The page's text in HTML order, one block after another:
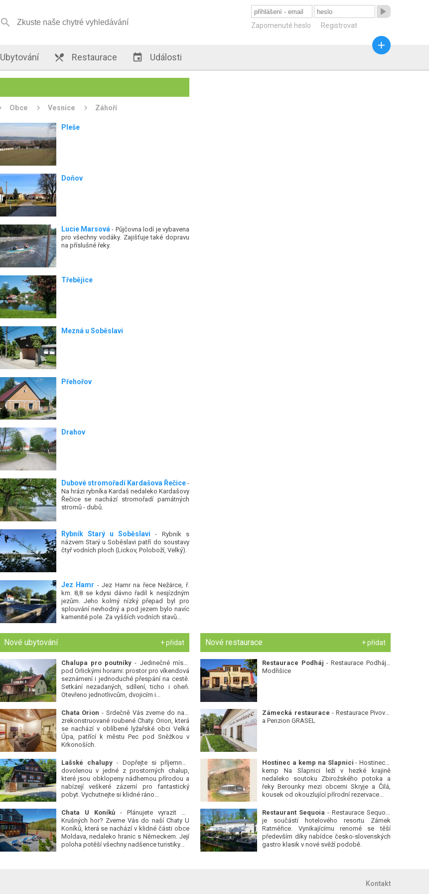


Zapomenuté heslo Registrovat
Ubytování  Restaurace  Události

Obce Vesnice Záhoří
Pleše
Doňov
Lucie Marsová - Půjčovna lodí je vybavena
pro všechny vodáky. Zajišťuje také dopravu
na příslušné řeky.
Třebějice
Mezná u Soběslavi
Přehořov
Drahov
Dubové stromořadí Kardašova Řečice-
Na hrázi rybníka Kardaš nedaleko Kardašovy
Řečice se nachází stromořadí památných
stromů - dubů.
Rybník Starý u Soběslavi - Rybník s
názvem Starý u Soběslavi patří do soustavy
čtyř vodních ploch (Lickov, Poloboží, Velký).
Jez Hamr - Jez Hamr na řece Nežárce, ř.
km. 8,8 se kdysi dávno řadil k nesjízdným
jezům. Jeho kolmý nízký přepad byl pro
splouvání nevhodný a pod jezem bylo navíc
kamenité pole. Za vyšších vodních stavů...
Nové ubytování + přidat
Chalupa pro poutníky - Jedinečné místo
pod Orlickými horami: prostor pro víkendová
seznámení i jednoduché přespání na cestě.
Setkání nezadaných, sdílení, ticho i oheň.
Otevřeno jednotlivcům, dvojicím i...
Chata Orion - Srdečně Vás zveme do naší
zrekonstruované roubené Chaty Orion, která
se nachází v oblíbené lyžařské obci Velká
Úpa, patřící k městu Pec pod Sněžkou v
Krkonoších.
Lašské chalupy- Dopřejte si příjemnou
dovolenou v jedné z prostorných chalup,
které jsou obklopeny nádhernou přírodou a
nabízejí veškeré zázemí pro fantastický
pobyt. Vychutnejte si klidné ráno...
Chata U Koníků- Plánujete vyrazit do
Krušných hor? Zveme Vás do naší Chaty U
Koníků, která se nachází v klidné části obce
Moldava, nedaleko hranic s Německem. Její
poloha potěší všechny nadšence turistiky...
Nové restaurace + přidat
Restaurace Podháj - Restaurace Podháj -
Modřišice
Zámecká restaurace - Restaurace Pivovar
a Penzion GRASEL
Hostinec a kemp na Slapnici - Hostinec a
kemp Na Slapnici leží v hezké krajině
nedaleko soutoku Zbirožského potoka a
řeky Berounky mezi obcemi Skryje a Čilá,
kousek od okouzlující přírodní rezervace...
Restaurant Sequoia - Restaurace Sequoia
je součástí hotelového resortu Zámek
Ratměřice. Vynikajícímu renomé se těší
především díky nabídce česko-slovenských
gastro klasik v nové svěží podobě.
Kontakt